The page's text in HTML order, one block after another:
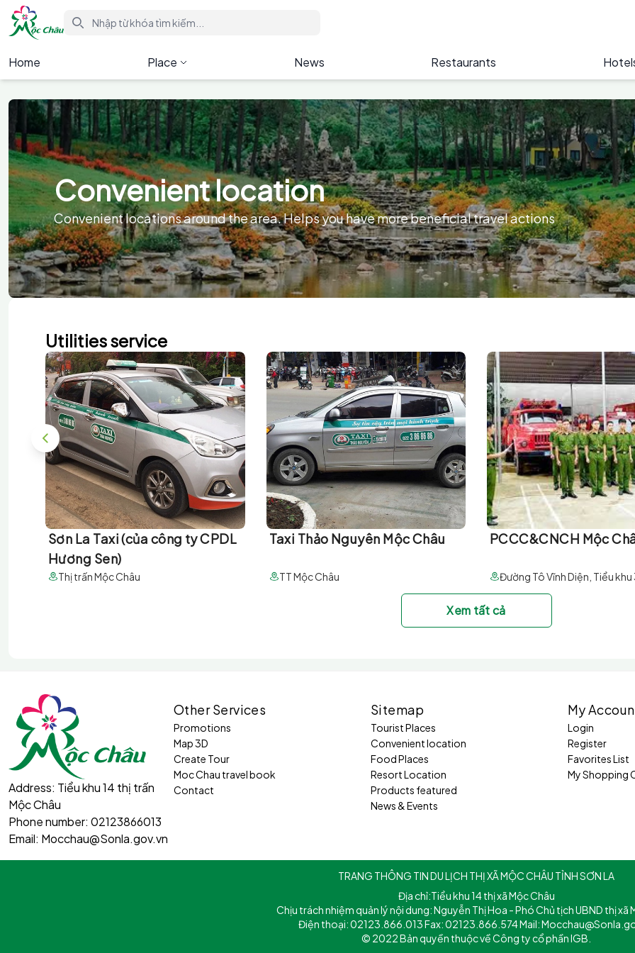
Home Place News Restaurants
Convenient location
Convenient locations around the area. Helps you have more beneficial travel actions
Utilities service
Sơn La Taxi (của công ty CPDL
Hương Sen)
Thị trấn Mộc Châu
Taxi Thảo Nguyên Mộc Châu
TT Mộc Châu
PCCC&CNCH Mộc
Xem tất cả
Address: Tiểu khu 14 thị trấn
Mộc Châu
Phone number: 02123866013
Email: Mocchau@Sonla.gov.vn
Other Services
Promotions
Map 3D
Create Tour
Moc Chau travel book
Contact
Sitemap
Tourist Places
Convenient location
Food Places
Resort Location
Products featured
News & Events
My
Login
Register
Favorites List
My Shopping
TRANG THÔNG TIN DU LỊCH THỊ XÃ MỘC CHÂU TỈNH SƠN LA
Địa chỉ:Tiểu khu 14 thị xã Mộc Châu
Chịu trách nhiệm quản lý nội dung: Nguyễn Thị Hoa - Phó Chủ tịch UBND thị xã
Điện thoại: 02123.866.013 Fax: 02123.866.574 Mail:
© 2022 Bản quyền thuộc về Công ty cổ phần IGB.